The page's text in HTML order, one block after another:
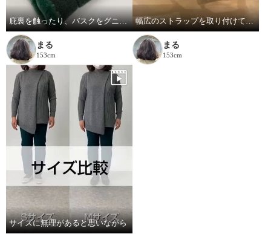
庇裏を触ったり、バスクをグニグニしたり。
まる
153cm
幅広のストラップを取り付けてみました
まる
153cm
サイズに無理があると思いながら